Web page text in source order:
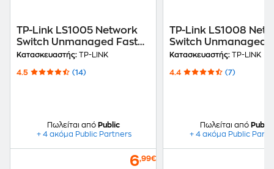
TP-Link LS1005 Network
Switch Unmanaged Fast
Ethernet (100 Mbps)
Κατασκευαστής: TP-LINK
4.5 (14)
Πωλείται από Public
+ 4 ακόμα Public Partners
6,99€
TP-Link LS1008
Switch Unmanaged
Ethernet (100 Mbps)
Κατασκευαστής: TP-LINK
4.4 (7)
Πωλείται από Public
+ 4 ακόμα Public